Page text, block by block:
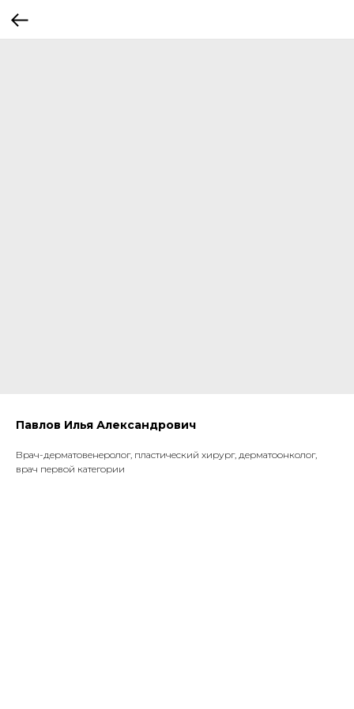
Павлов Илья Александрович
Врач-дерматовенеролог, пластический хирург, дерматоонколог,
врач первой категории